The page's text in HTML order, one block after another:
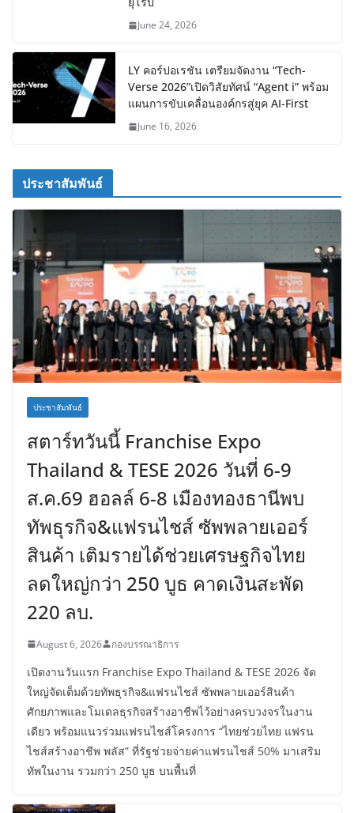
June 24, 2026
LY คอร์ปอเรชัน เตรียมจัดงาน “Tech-
Verse 2026”เปิดวิสัยทัศน์ “Agent i” พร้อม
แผนการขับเคลื่อนองค์กรสู่ยุค AI-First
June 16, 2026
ประชาสัมพันธ์
ประชาสัมพันธ์
สตาร์ทวันนี้ Franchise Expo
Thailand & TESE 2026 วันที่ 6-9
ส.ค.69 ฮอลล์ 6-8 เมืองทองธานีพบ
ทัพธุรกิจ&แฟรนไชส์ ซัพพลายเออร์
สินค้า เติมรายได้ช่วยเศรษฐกิจไทย
ลดใหญ่กว่า 250 บูธ คาดเงินสะพัด
220 ลบ.
August 6, 2026 กองบรรณาธิการ
เปิดงานวันแรก Franchise Expo Thailand & TESE 2026 จัด
ใหญ่จัดเต็มด้วยทัพธุรกิจ&แฟรนไชส์ ซัพพลายเออร์สินค้า
ศักยภาพและโมเดลธุรกิจสร้างอาชีพไว้อย่างครบวงจรในงาน
เดียว พร้อมแนวร่วมแฟรนไชส์โครงการ “ไทยช่วยไทย แฟรน
ไชส์สร้างอาชีพ พลัส” ที่รัฐช่วยจ่ายค่าแฟรนไชส์ 50% มาเสริม
ทัพในงาน รวมกว่า 250 บูธ บนพื้นที่